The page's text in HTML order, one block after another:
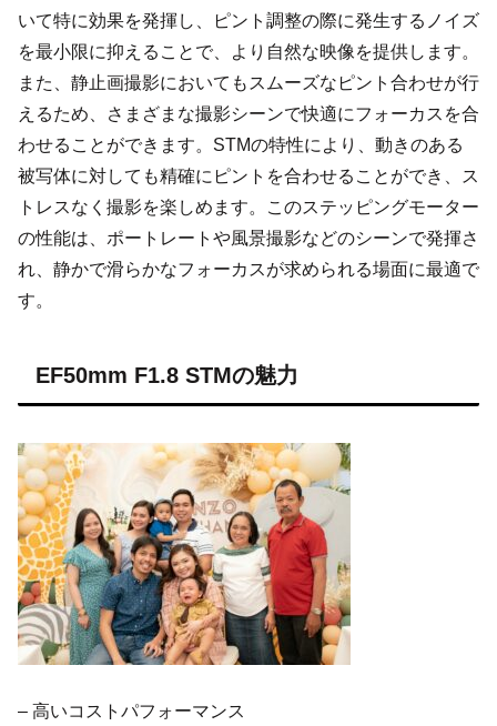
いて特に効果を発揮し、ピント調整の際に発生するノイズ
を最小限に抑えることで、より自然な映像を提供します。
また、静止画撮影においてもスムーズなピント合わせが行
えるため、さまざまな撮影シーンで快適にフォーカスを合
わせることができます。STMの特性により、動きのある
被写体に対しても精確にピントを合わせることができ、ス
トレスなく撮影を楽しめます。このステッピングモーター
の性能は、ポートレートや風景撮影などのシーンで発揮さ
れ、静かで滑らかなフォーカスが求められる場面に最適で
す。
EF50mm F1.8 STMの魅力
– 高いコストパフォーマンス